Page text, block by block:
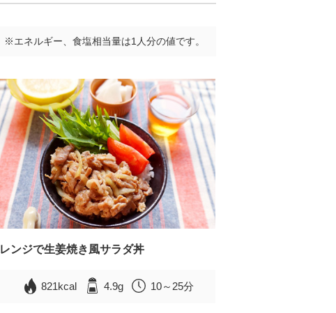
※エネルギー、食塩相当量は1人分の値です。
レンジで生姜焼き風サラダ丼
821kcal 4.9g 10～25分